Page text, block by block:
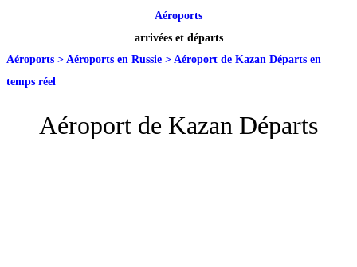
Aéroports
arrivées et départs
Aéroports > Aéroports en Russie > Aéroport de Kazan Départs en
temps réel
Aéroport de Kazan Départs